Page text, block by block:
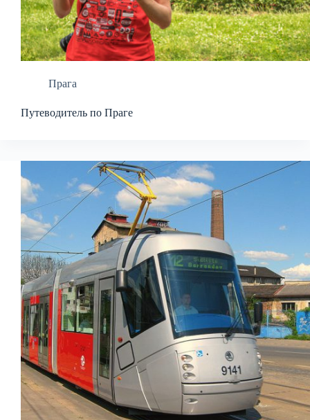
Прага
Путеводитель по Праге